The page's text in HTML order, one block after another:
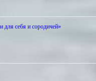
для себя и сородичей»